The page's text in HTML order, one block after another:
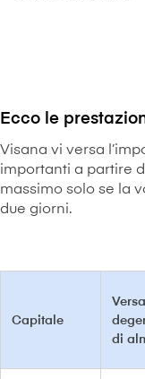
Ecco le
V⁠i⁠s⁠a⁠n⁠a vi versa
importanti a partire
massimo solo se la
due giorni.
Capitale
di